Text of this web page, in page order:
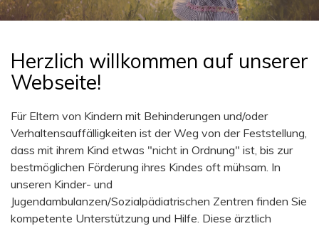
Sie sich bitte an: Hotline Kinderschutz 030/
61 00 66, info@hotline-kinderschutz.de oder
Herzlich willkommen auf unserer
Webseite!
Für Eltern von Kindern mit Behinderungen und/oder
Verhaltensauffälligkeiten ist der Weg von der Feststellung,
dass mit ihrem Kind etwas "nicht in Ordnung" ist, bis zur
bestmöglichen Förderung ihres Kindes oft mühsam. In
unseren Kinder- und
Jugendambulanzen/Sozialpädiatrischen Zentren finden Sie
kompetente Unterstützung und Hilfe. Diese ärztlich